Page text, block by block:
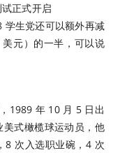
正式开启
学生党还可以额外再减
元）的一半，可以说
1989 年 10 月 5 日出
式橄榄球运动员，他
8 次入选职业碗，4 次